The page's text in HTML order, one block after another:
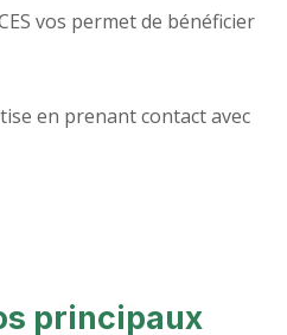
vos permet de bénéficier
en prenant contact avec
principaux